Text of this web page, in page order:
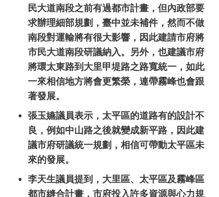
民大道南段之前有過都市計畫，但內政部要
求辦理細部規劃，臺中並未補件，然而不做
南段對運輸將有很大影響，因此建請市府將
市民大道南段研議納入。另外，也建議市府
將環太東路到大里甲堤路之路寬統一，如此
一來相信地方將會更繁榮，連帶霧峰也會跟
著發展。
張玉嬿議員表示，太平區的道路有的設計不
良，例如中山路之後就變成新平路，因此建
議市府研議統一規劃，相信可帶動太平區未
來的發展。
李天生議員提到，大里區、太平區及霧峰區
都市縫合計畫，市府投入許多資源與心力規